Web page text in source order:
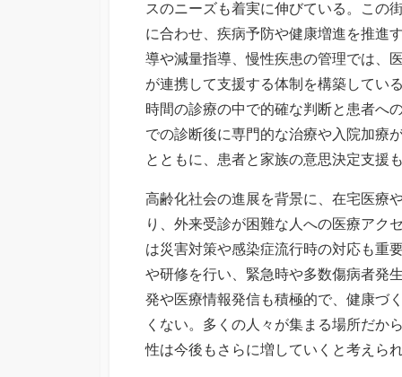
スのニーズも着実に伸びている。この
に合わせ、疾病予防や健康増進を推進
導や減量指導、慢性疾患の管理では、
が連携して支援する体制を構築してい
時間の診療の中で的確な判断と患者へ
での診断後に専門的な治療や入院加療
とともに、患者と家族の意思決定支援
高齢化社会の進展を背景に、在宅医療
り、外来受診が困難な人への医療アク
は災害対策や感染症流行時の対応も重
や研修を行い、緊急時や多数傷病者発
発や医療情報発信も積極的で、健康づ
くない。多くの人々が集まる場所だか
性は今後もさらに増していくと考えら